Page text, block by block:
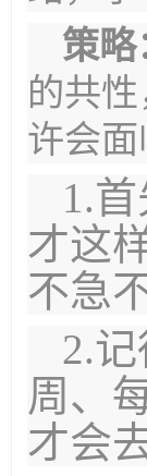
策略
的共
许会
1.
才这
不急
2.
周、
才会